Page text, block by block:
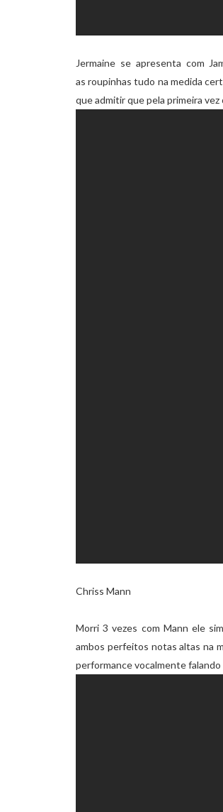
Jermaine se apresenta com
as roupinhas tudo na medida
que admitir que pela primeira
Chriss Mann
Morri 3 vezes com Mann ele
ambos perfeitos notas altas na
performance vocalmente